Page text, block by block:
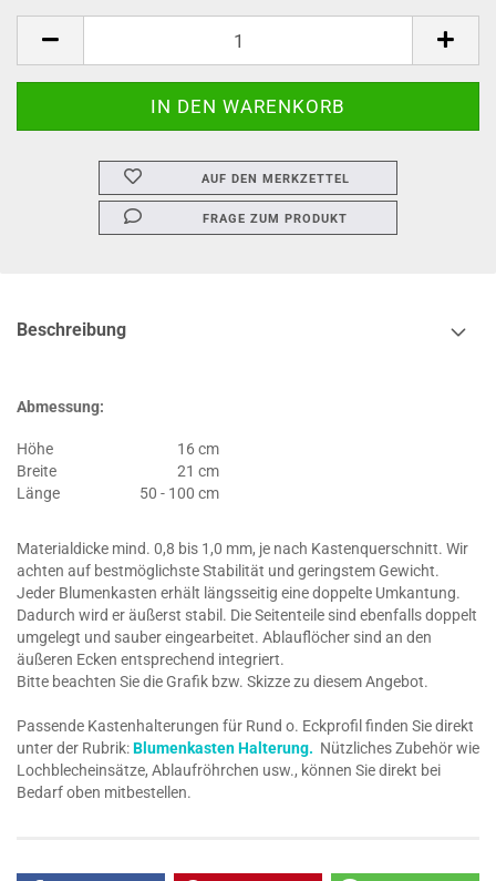
AUF DEN MERKZETTEL
FRAGE ZUM PRODUKT
Beschreibung
Abmessung:
Höhe
16 cm
Breite
21 cm
Länge
50 - 100 cm
Materialdicke mind. 0,8 bis 1,0 mm, je nach Kastenquerschnitt. Wir
achten auf bestmöglichste Stabilität und geringstem Gewicht.
Jeder Blumenkasten erhält längsseitig eine doppelte Umkantung.
Dadurch wird er äußerst stabil. Die Seitenteile sind ebenfalls doppelt
umgelegt und sauber eingearbeitet. Ablauflöcher sind an den
äußeren Ecken entsprechend integriert.
Bitte beachten Sie die Grafik bzw. Skizze zu diesem Angebot.
Passende Kastenhalterungen für Rund o. Eckprofil finden Sie direkt
unter der Rubrik:Blumenkasten Halterung. Nützliches Zubehör wie
Lochblecheinsätze, Ablaufröhrchen usw., können Sie direkt bei
Bedarf oben mitbestellen.